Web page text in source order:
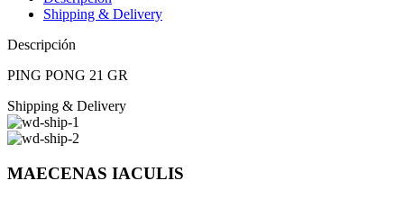
Shipping & Delivery
Descripción
PING PONG 21 GR
Shipping & Delivery
MAECENAS IACULIS